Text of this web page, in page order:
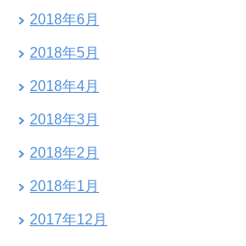
2018年6月
2018年5月
2018年4月
2018年3月
2018年2月
2018年1月
2017年12月